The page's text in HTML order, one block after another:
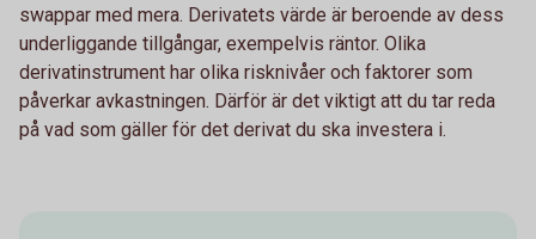
swappar med mera. Derivatets värde är beroende av dess
underliggande tillgångar, exempelvis räntor. Olika
derivatinstrument har olika risknivåer och faktorer som
påverkar avkastningen. Därför är det viktigt att du tar reda
på vad som gäller för det derivat du ska investera i.